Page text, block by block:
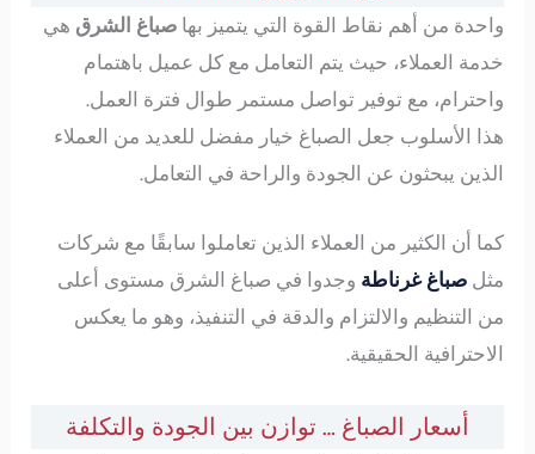
واحدة من أهم نقاط القوة التي يتميز بهاصباغ الشرق هي
خدمة العملاء، حيث يتم التعامل مع كل عميل باهتمام
واحترام، مع توفير تواصل مستمر طوال فترة العمل.
هذا الأسلوب جعل الصباغ خيار مفضل للعديد من العملاء
الذين يبحثون عن الجودة والراحة في التعامل.
كما أن الكثير من العملاء الذين تعاملوا سابقًا مع شركات
مثلصباغ غرناطة وجدوا في صباغ الشرق مستوى أعلى
من التنظيم والالتزام والدقة في التنفيذ، وهو ما يعكس
الاحترافية الحقيقية.
أسعار الصباغ … توازن بين الجودة والتكلفة